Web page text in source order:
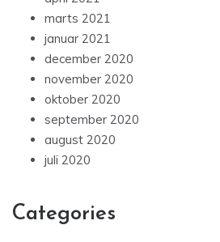
marts 2021
januar 2021
december 2020
november 2020
oktober 2020
september 2020
august 2020
juli 2020
Categories